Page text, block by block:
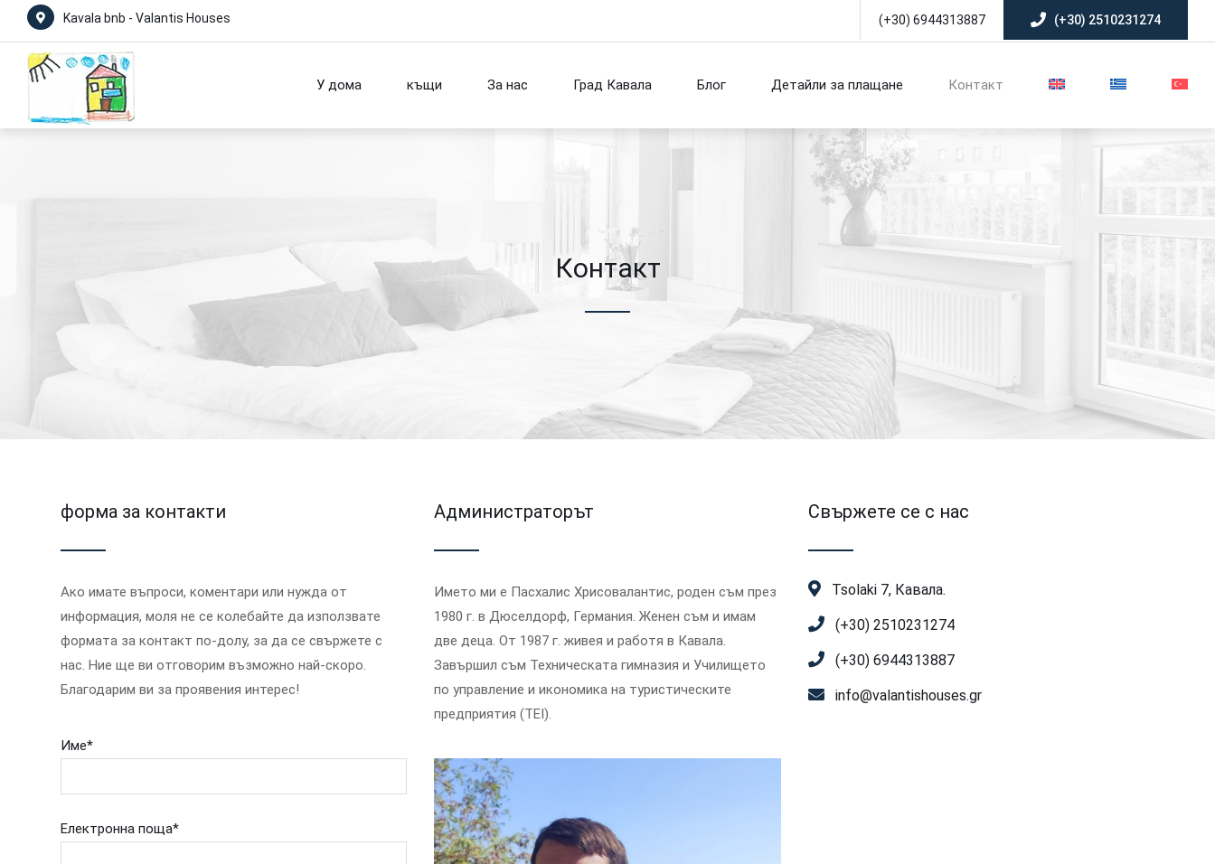
Kavala bnb - Valantis Houses (+30) 6944313887 (+30) 2510231274
У дома къщи За нас Град Кавала Блог Детайли за плащане Контакт
Контакт
форма за контакти
Ако имате въпроси, коментари или нужда от
информация, моля не се колебайте да използвате
формата за контакт по-долу, за да се свържете с
нас. Ние ще ви отговорим възможно най-скоро.
Благодарим ви за проявения интерес!
Име*
Електронна поща*
Администраторът
Името ми е Пасхалис Хрисовалантис, роден съм през
1980 г. в Дюселдорф, Германия. Женен съм и имам
две деца. От 1987 г. живея и работя в Кавала.
Завършил съм Техническата гимназия и Училището
по управление и икономика на туристическите
предприятия (TEI).
Свържете се с нас
Tsolaki 7, Кавала.
(+30) 2510231274
(+30) 6944313887
info@valantishouses.gr